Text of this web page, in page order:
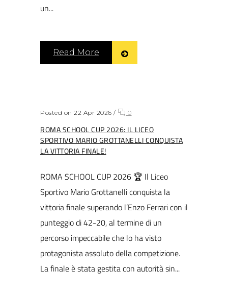
un...
Read More
Posted on 22 Apr 2026 / 0
ROMA SCHOOL CUP 2026: IL LICEO
SPORTIVO MARIO GROTTANELLI CONQUISTA
LA VITTORIA FINALE!
ROMA SCHOOL CUP 2026 🏆 Il Liceo
Sportivo Mario Grottanelli conquista la
vittoria finale superando l’Enzo Ferrari con il
punteggio di 42-20, al termine di un
percorso impeccabile che lo ha visto
protagonista assoluto della competizione.
La finale è stata gestita con autorità sin...